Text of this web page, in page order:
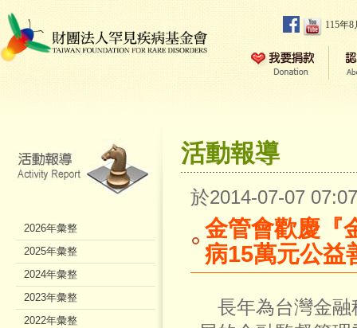
115年
活動報導
於2014-07-07
金管會歡慶『
病15萬元公益
長年為台灣金融
2026年彙整
2025年彙整
2024年彙整
2023年彙整
2022年彙整